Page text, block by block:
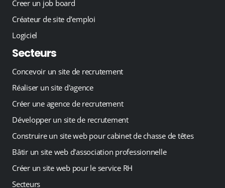
Creer un job board
Créateur de site d’emploi
Logiciel
Secteurs
Concevoir un site de recrutement
Réaliser un site d'agence
Créer une agence de recrutement
Développer un site de recrutement
Construire un site web pour cabinet de chasse de têtes
Bâtir un site web d'association professionnelle
Créer un site web pour le service RH
Secteurs